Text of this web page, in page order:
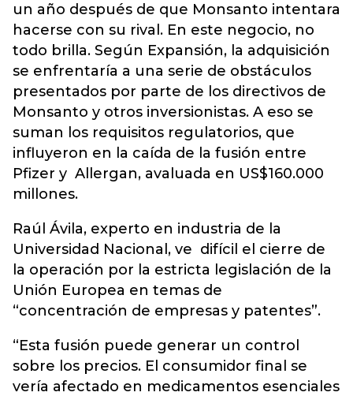
un año después de que Monsanto intentara
hacerse con su rival. En este negocio, no
todo brilla. Según Expansión, la adquisición
se enfrentaría a una serie de obstáculos
presentados por parte de los directivos de
Monsanto y otros inversionistas. A eso se
suman los requisitos regulatorios, que
influyeron en la caída de la fusión entre
Pfizer y Allergan, avaluada en US$160.000
millones.
Raúl Ávila, experto en industria de la
Universidad Nacional, ve difícil el cierre de
la operación por la estricta legislación de la
Unión Europea en temas de
“concentración de empresas y patentes”.
“Esta fusión puede generar un control
sobre los precios. El consumidor final se
vería afectado en medicamentos esenciales